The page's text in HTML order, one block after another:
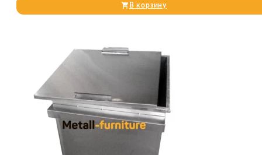
В корзину